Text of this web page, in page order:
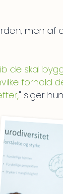
men af
de skal
forhold
" siger